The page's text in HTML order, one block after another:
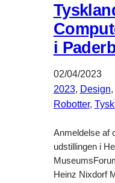
i
02/04/2023
2023, Design,
Robotter,
Anmeldelse af
udstillingen i
Heinz Nixdorf